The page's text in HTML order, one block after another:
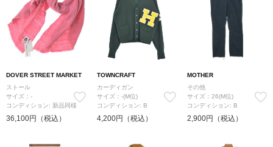
DOVER STREET MARKET
ストール
サイズ：-
コンディション: 新品同様
36,100円（税込）
TOWNCRAFT
カーディガン
サイズ：-(M位)
コンディション: B
4,200円（税込）
MOTHER
その他
サイズ：26(M位)
コンディション: B
2,900円（税込）